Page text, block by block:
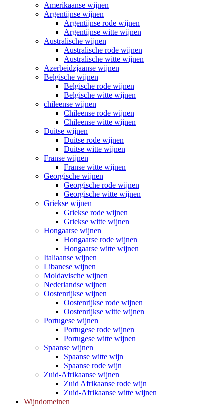
Amerikaanse wijnen
Argentijnse wijnen
Argentijnse rode wijnen
Argentijnse witte wijnen
Australische wijnen
Australische rode wijnen
Australische witte wijnen
Azerbeidzjaanse wijnen
Belgische wijnen
Belgische rode wijnen
Belgische witte wijnen
chileense wijnen
Chileense rode wijnen
Chileense witte wijnen
Duitse wijnen
Duitse rode wijnen
Duitse witte wijnen
Franse wijnen
Franse witte wijnen
Georgische wijnen
Georgische rode wijnen
Georgische witte wijnen
Griekse wijnen
Griekse rode wijnen
Griekse witte wijnen
Hongaarse wijnen
Hongaarse rode wijnen
Hongaarse witte wijnen
Italiaanse wijnen
Libanese wijnen
Moldavische wijnen
Nederlandse wijnen
Oostenrijkse wijnen
Oostenrijkse rode wijnen
Oostenrijkse witte wijnen
Portugese wijnen
Portugese rode wijnen
Portugese witte wijnen
Spaanse wijnen
Spaanse witte wijn
Spaanse rode wijn
Zuid-Afrikaanse wijnen
Zuid Afrikaanse rode wijn
Zuid-Afrikaanse witte wijnen
Wijndomeinen